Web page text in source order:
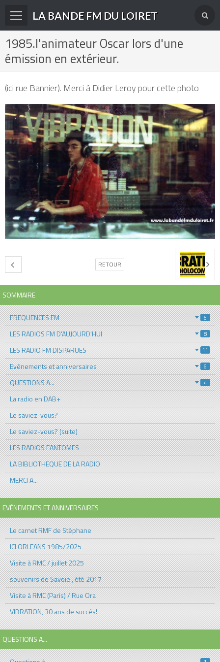
LA BANDE FM DU LOIRET
Accueil
fréquences FM
La radio en DAB+
archives
derniéres infos
Livre d'or du site
Contact
1985.l'animateur Oscar lors d'une
émission en extérieur.
(ici rue Bannier). Merci à Didier Leroy pour cette photo
RETOUR
SOMMAIRE
FREQUENCES FM 6
LES RADIOS FM D'AUJOURD'HUI 8
LES RADIO FM DISPARUES 11
Evénements et anniversaires 6
QUESTIONS A... 4
La radio en DAB+
Le saviez-vous?
Le saviez-vous? (suite)
LES RADIOS FANTOMES
LA BIBLIOTHEQUE DE LA RADIO
MERCI A...
EVÉNEMENTS ET ANNIVERSAIRES
Le carnet RMF de Stéphane
ICI ORLEANS 1985/2025
Visite à RMC / juillet 2025
souvenirs de Savoie , été 2017
Visite à RMC (Paris) / Rue Ora
VIBRATION, 30 ans de succés!
QUESTIONS A...